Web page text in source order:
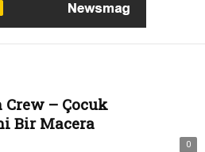
Crew – Çocuk
Bir Macera
0